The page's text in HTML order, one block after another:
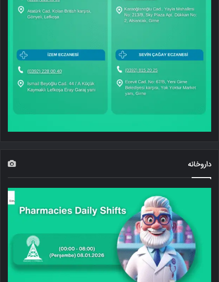
داروخانه